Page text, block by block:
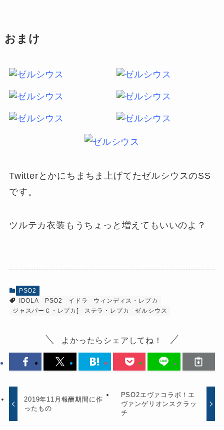
おまけ
Twitterとかにちまちま上げてたゼルシウスのSS
です。
ツルテカ衣装もうちょっと増えてもいいのよ？
PSO2
IDOLA
PSO2 イドラ
ウィンディス・レプカ
ジャスパーＣ・レプカ[
ステラ・レプカ ゼルシウス
よかったらシェアしてね！
2019年11月報酬期間に作
ったもの
PSO2エヴァコラボ！エ
ヴァンゲリオンスクラッ
チ